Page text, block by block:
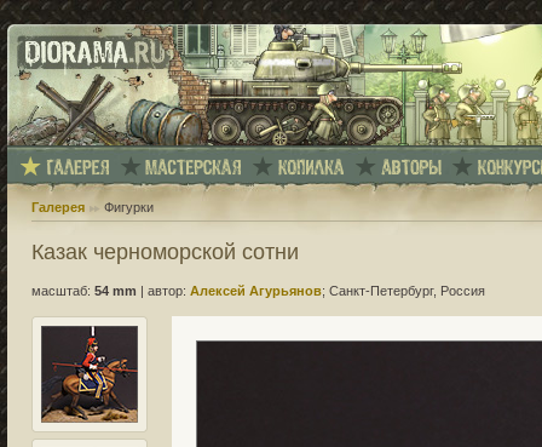
Галерея Фигурки
Казак черноморской сотни
масштаб: 54 mm автор: Алексей Агурьянов; Санкт-Петербург, Россия